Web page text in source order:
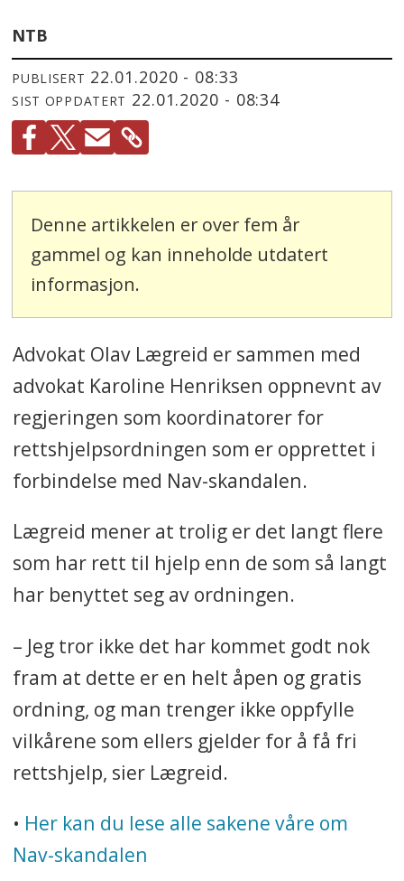
NTB
PUBLISERT 22.01.2020 - 08:33
SIST OPPDATERT 22.01.2020 - 08:34
Denne artikkelen er over fem år
gammel og kan inneholde utdatert
informasjon.
Advokat Olav Lægreid er sammen med
advokat Karoline Henriksen oppnevnt av
regjeringen som koordinatorer for
rettshjelpsordningen som er opprettet i
forbindelse med Nav-skandalen.
Lægreid mener at trolig er det langt flere
som har rett til hjelp enn de som så langt
har benyttet seg av ordningen.
– Jeg tror ikke det har kommet godt nok
fram at dette er en helt åpen og gratis
ordning, og man trenger ikke oppfylle
vilkårene som ellers gjelder for å få fri
rettshjelp, sier Lægreid.
• Her kan du lese alle sakene våre om
Nav-skandalen